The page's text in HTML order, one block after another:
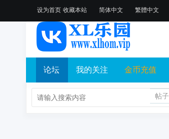
设为首页 收藏本站 简体中文 繁體中文
论坛 我的关注 金币充值
帖子